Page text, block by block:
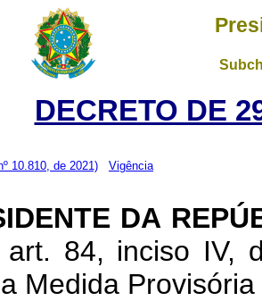
DECRETO DE
10.810, de 2021) Vigência
DA
84, inciso IV,
Medida